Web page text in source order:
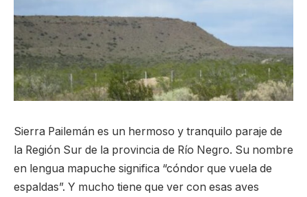
Sierra Pailemán es un hermoso y tranquilo paraje de
la Región Sur de la provincia de Río Negro. Su nombre
en lengua mapuche significa “cóndor que vuela de
espaldas”. Y mucho tiene que ver con esas aves